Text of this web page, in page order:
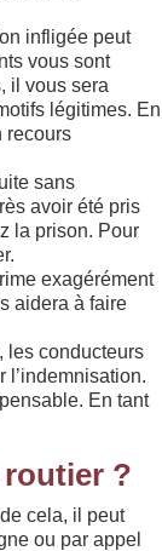
infligée peut
vous sont
il vous sera
légitimes. En
recours
sans
avoir été pris
la prison. Pour
exagérément
aidera à faire
les conducteurs
l’indemnisation.
En tant
?
cela, il peut
ou par appel